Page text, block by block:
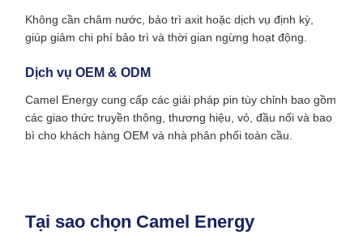
Không cần châm nước, bảo trì axit hoặc dịch vụ định kỳ,
giúp giảm chi phí bảo trì và thời gian ngừng hoạt động.
Dịch vụ OEM & ODM
Camel Energy cung cấp các giải pháp pin tùy chỉnh bao gồm
các giao thức truyền thông, thương hiệu, vỏ, đầu nối và bao
bì cho khách hàng OEM và nhà phân phối toàn cầu.
Tại sao chọn Camel Energy